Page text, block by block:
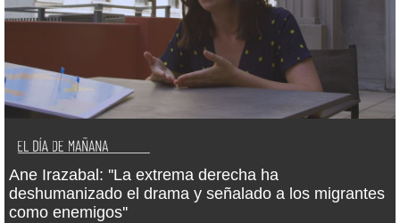
Ane Irazabal: ''La extrema derecha ha
deshumanizado el drama y señalado a los migrantes
como enemigos''